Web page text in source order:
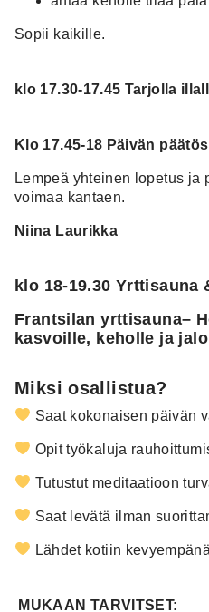
Sopii kaikille.
klo 17.30-17.45 Tarjolla
Klo 17.45-18 Päivän päätös
Lempeä yhteinen lopetus ja
voimaa kantaen.
Niina Laurikka
klo 18-19.30 Yrttisauna
Frantsilan yrttisauna–
kasvoille, keholle ja
Miksi osallistua?
Saat kokonaisen päivän
Opit työkaluja
Tutustut meditaatioon
Saat levätä ilman
Lähdet kotiin
MUKAAN TARVITSET: